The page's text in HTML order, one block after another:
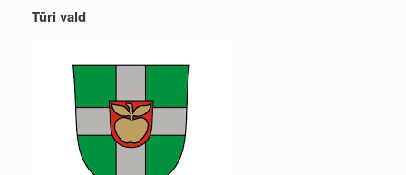
Türi vald